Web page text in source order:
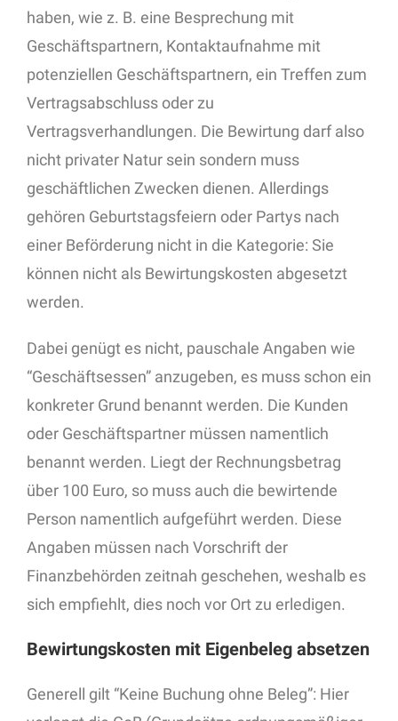
haben, wie z. B. eine Besprechung mit
Geschäftspartnern, Kontaktaufnahme mit
potenziellen Geschäftspartnern, ein Treffen zum
Vertragsabschluss oder zu
Vertragsverhandlungen. Die Bewirtung darf also
nicht privater Natur sein sondern muss
geschäftlichen Zwecken dienen. Allerdings
gehören Geburtstagsfeiern oder Partys nach
einer Beförderung nicht in die Kategorie: Sie
können nicht als Bewirtungskosten abgesetzt
werden.
Dabei genügt es nicht, pauschale Angaben wie
“Geschäftsessen” anzugeben, es muss schon ein
konkreter Grund benannt werden. Die Kunden
oder Geschäftspartner müssen namentlich
benannt werden. Liegt der Rechnungsbetrag
über 100 Euro, so muss auch die bewirtende
Person namentlich aufgeführt werden. Diese
Angaben müssen nach Vorschrift der
Finanzbehörden zeitnah geschehen, weshalb es
sich empfiehlt, dies noch vor Ort zu erledigen.
Bewirtungskosten mit Eigenbeleg absetzen
Generell gilt “Keine Buchung ohne Beleg”: Hier